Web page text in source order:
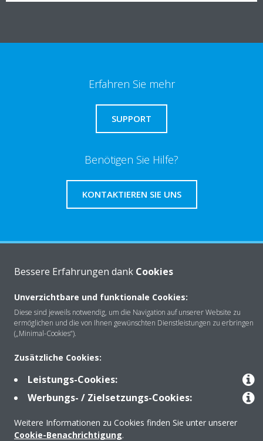
Erfahren Sie mehr
SUPPORT
Benötigen Sie Hilfe?
KONTAKTIEREN SIE UNS
Über Daikin
Lösungen
Kontakt
Produkte
Bessere Erfahrungen dank Cookies
Unverzichtbare und funktionale Cookies:
Diese sind jeweils notwendig, um die Navigation auf unserer Website zu
ermöglichen und die von Ihnen gewünschten Dienstleistungen zu erbringen
(„Minimal-Cookies“).
Zusätzliche Cookies:
Leistungs-Cookies:
Werbungs- / Zielsetzungs-Cookies:
Weitere Informationen zu Cookies finden Sie unter unserer
Cookie-Benachrichtigung.